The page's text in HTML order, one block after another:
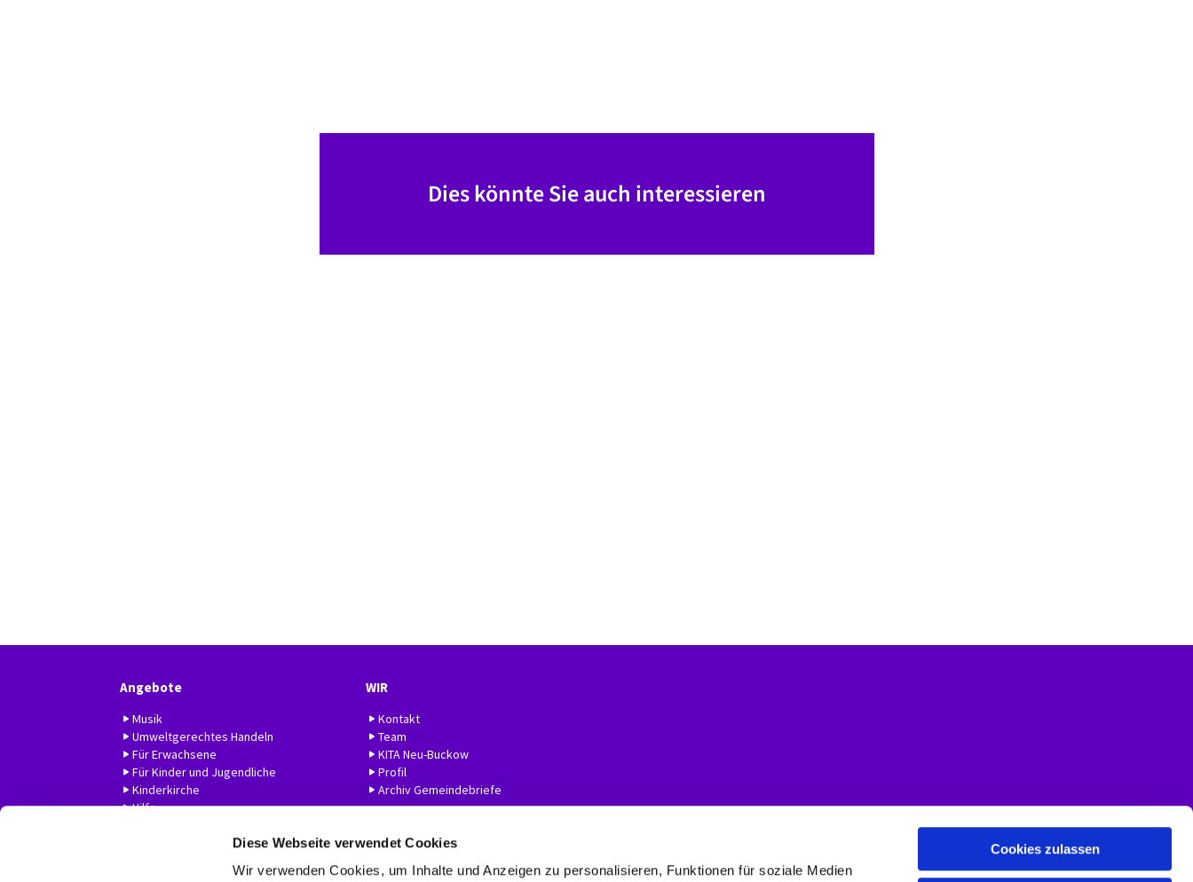
Diese Webseite verwendet Cookies
Wir verwenden Cookies, um Inhalte und Anzeigen zu personalisieren, Funktionen für soziale Medien
Cookies zulassen
Dies könnte Sie auch interessieren
Angebote
Musik
Umweltgerechtes Handeln
Für Erwachsene
Für Kinder und Jugendliche
Kinderkirche
Hilfe
WIR
Kontakt
Team
KITA Neu-Buckow
Profil
Archiv Gemeindebriefe